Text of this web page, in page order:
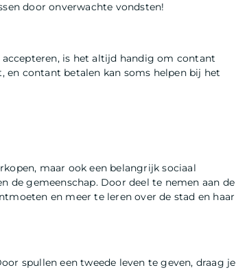
door onverwachte vondsten!
is het altijd handig om contant
en contant betalen kan soms helpen bij het
maar ook een belangrijk sociaal
de gemeenschap. Door deel te nemen aan de
en meer te leren over de stad en haar
spullen een tweede leven te geven, draag je